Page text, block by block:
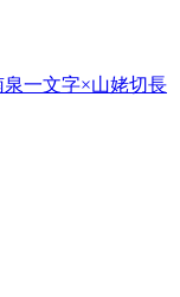
一文字×山姥切長